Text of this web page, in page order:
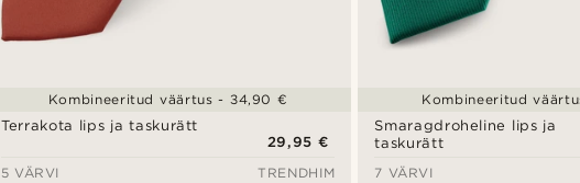
Terrakota lips ja taskurätt
29,95 €
Kombineeritud väärtus - 34,90 €
5 VÄRVI TRENDHIM
Smaragdroheline lips ja
taskurätt
Kombineeritud
7 VÄRVI